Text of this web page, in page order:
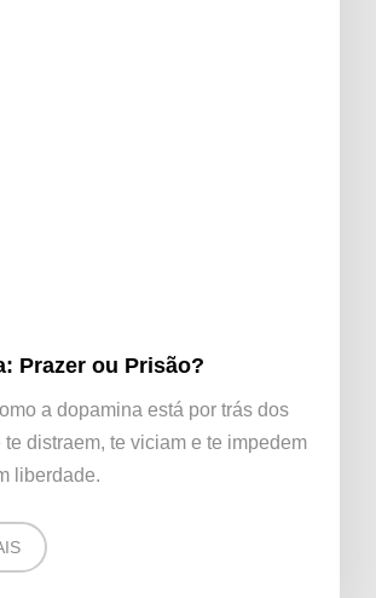
Prazer ou Prisão?
a dopamina está por trás dos
te distraem, te viciam e te impedem
liberdade.